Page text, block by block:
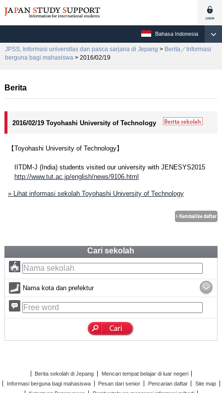
Bahasa Indonesia
JPSS, Informasi universitas dan pasca sarjana di Jepang > Berita／Informasi
berguna bagi mahasiswa > 2016/02/19
Berita
2016/02/19 Toyohashi University of Technology
【Toyohashi University of Technology】
IITDM-J (India) students visited our university with JENESYS2015
http://www.tut.ac.jp/english/news/9106.html
» Lihat informasi sekolah Toyohashi University of Technology
Cari sekolah
Nama kota dan prefektur
Berita sekolah di Jepang
Mencari tempat belajar di luar negeri
Informasi berguna bagi mahasiswa
Pesan dari senior Pencarian daftar
Site map